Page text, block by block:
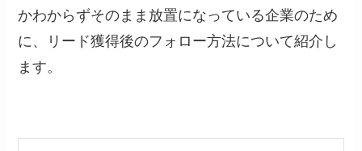
かわからずそのまま放置になっている企業のため
に、リード獲得後のフォロー方法について紹介し
ます。